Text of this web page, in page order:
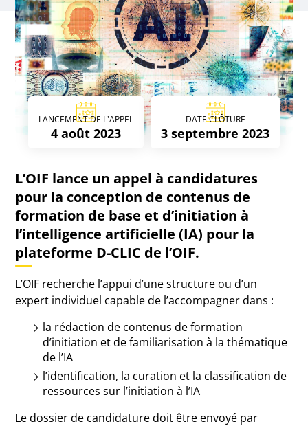
LANCEMENT DE L'APPEL
4 août 2023
DATE CLÔTURE
3 septembre 2023
L’OIF lance un appel à candidatures
pour la conception de contenus de
formation de base et d’initiation à
l’intelligence artificielle (IA) pour la
plateforme D-CLIC de l’OIF.
L’OIF recherche l’appui d’une structure ou d’un
expert individuel capable de l’accompagner dans :
la rédaction de contenus de formation
d’initiation et de familiarisation à la thématique
de l’IA
l’identification, la curation et la classification de
ressources sur l’initiation à l’IA
Le dossier de candidature doit être envoyé par